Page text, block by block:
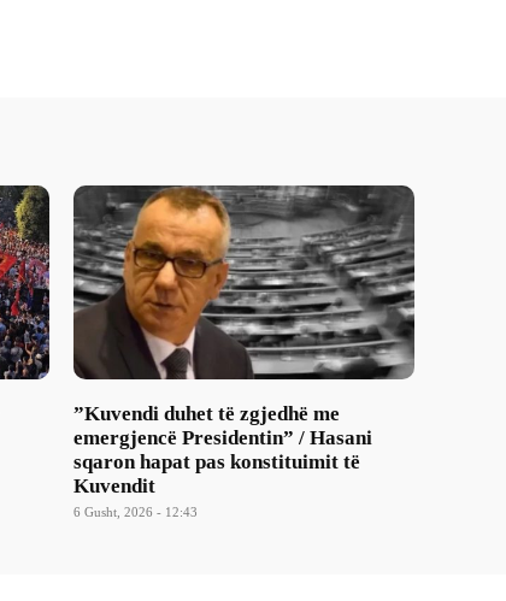
​”Kuvendi duhet të zgjedhë me
emergjencë Presidentin” / Hasani
sqaron hapat pas konstituimit të
Kuvendit
6 Gusht, 2026 - 12:43